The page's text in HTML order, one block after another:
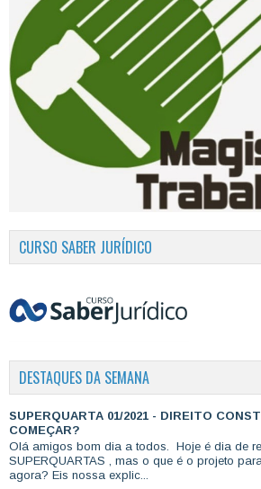
CURSO SABER JURÍDICO
DESTAQUES DA SEMANA
SUPERQUARTA 01/2021 - DIREITO
COMEÇAR?
Olá amigos bom dia a todos. Hoje é dia de
SUPERQUARTAS , mas o que é o projeto
agora? Eis nossa explic...